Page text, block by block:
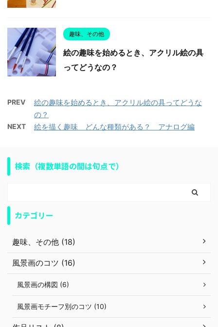
趣味、その他
絵の趣味を始めるとき、アクリル絵の具
ってどうなの？
PREV
絵の趣味を始めるとき、アクリル絵の具ってどうな
の？
NEXT 絵を描く趣味 どんな種類がある？ アナログ編
検索（複数単語の間は句点で）
カテゴリー
趣味、その他 (18)
風景画のコツ (16)
風景画の構図 (6)
風景画モチーフ別のコツ (10)